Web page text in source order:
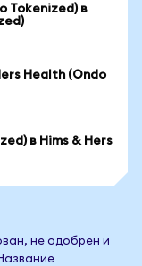
Tokenized) в
Health (Ondo
в Hims & Hers
не одобрен и